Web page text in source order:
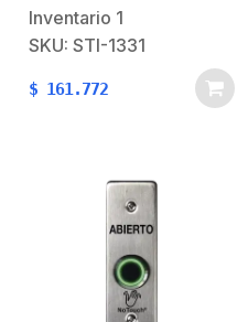
unidad de montaje
empotrado en una
unidad de montaje en
superficieIncluye
Inventario 1
SKU: STI-1331
$ 161.772